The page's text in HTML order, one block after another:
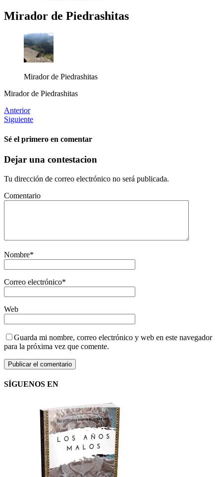
Mirador de Piedrashitas
Mirador de Piedrashitas
Mirador de Piedrashitas
Anterior
Siguiente
Sé el primero en comentar
Dejar una contestacion
Tu dirección de correo electrónico no será publicada.
Comentario
Nombre*
Correo electrónico*
Web
Guarda mi nombre, correo electrónico y web en este navegador
para la próxima vez que comente.
SÍGUENOS EN